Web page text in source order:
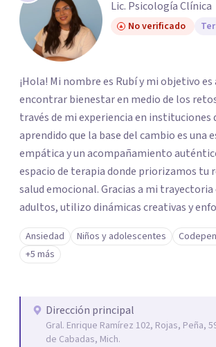
Lic. Psicología Clínica
No verificado
¡Hola! Mi nombre es Rubí y mi objetivo es
encontrar bienestar en medio de los
través de mi experiencia en instituciones
aprendido que la base del cambio es una
empática y un acompañamiento
espacio de terapia donde priorizamos tu
salud emocional. Gracias a mi trayectoria
adultos, utilizo dinámicas creativas y
a tus necesidades específicas. Estoy aquí
y brindarte las herramientas necesarias
tu paz mental.
Ansiedad Niños y adolescentes
+5 más
Dirección principal
Gral. Enrique Ramírez 102, Rojas, Peña,
de Cabadas, Mich.